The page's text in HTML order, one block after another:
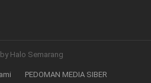
Halo Semarang
PEDOMAN MEDIA SIBER